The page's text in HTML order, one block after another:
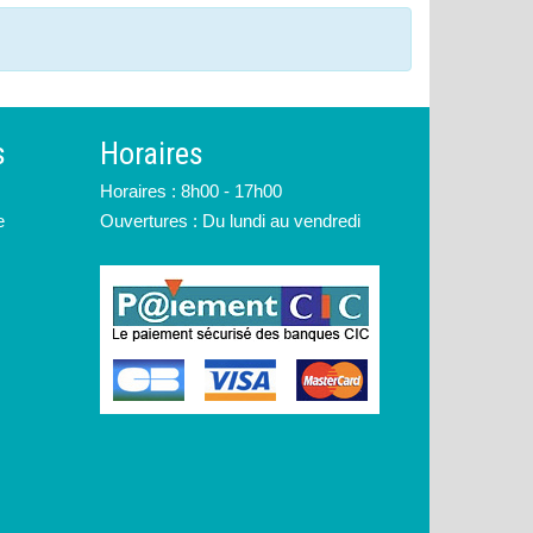
Horaires
Horaires : 8h00 - 17h00
Ouvertures : Du lundi au vendredi